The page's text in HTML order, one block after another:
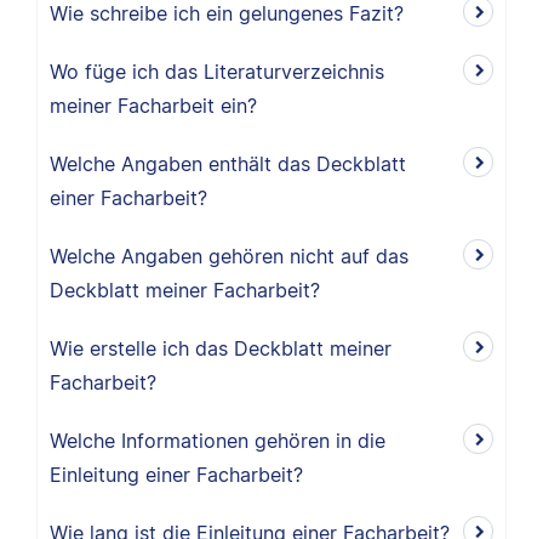
Wie schreibe ich ein gelungenes Fazit?
Wo füge ich das Literaturverzeichnis
meiner Facharbeit ein?
Welche Angaben enthält das Deckblatt
einer Facharbeit?
Welche Angaben gehören nicht auf das
Deckblatt meiner Facharbeit?
Wie erstelle ich das Deckblatt meiner
Facharbeit?
Welche Informationen gehören in die
Einleitung einer Facharbeit?
Wie lang ist die Einleitung einer Facharbeit?